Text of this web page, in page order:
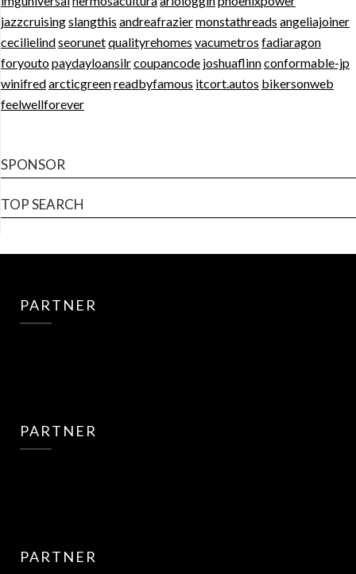
jazzcruisingslangthis andreafraziermonstathreads angeliajoiner
cecilielindseorunetqualityrehomes vacumetros fadiaragon
foryoutopaydayloansilrcoupancode joshuaflinnconformable-jp
winifredarcticgreenreadbyfamous itcort.autos bikersonweb
feelwellforever
SPONSOR
TOP SEARCH
PARTNER
PARTNER
PARTNER